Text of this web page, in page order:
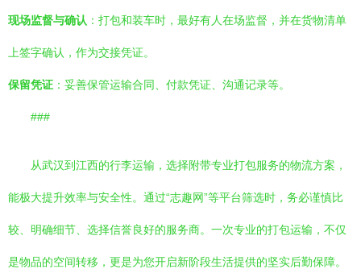
现场监督与确认 ：打包和装车时，最好有人在场监督，并在货物清单
上签字确认，作为交接凭证。
保留凭证 ：妥善保管运输合同、付款凭证、沟通记录等。
###
从武汉到江西的行李运输，选择附带专业打包服务的物流方案，
能极大提升效率与安全性。通过“志趣网”等平台筛选时，务必谨慎比
较、明确细节、选择信誉良好的服务商。一次专业的打包运输，不仅
是物品的空间转移，更是为您开启新阶段生活提供的坚实后勤保障。